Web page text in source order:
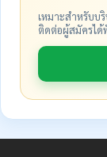
เหมาะสำหรับบ
ติดต่อผู้สมัครได้